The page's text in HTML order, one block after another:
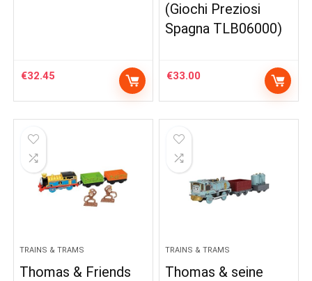
€32.45
(Giochi Preziosi
Spagna TLB06000)
€33.00
TRAINS & TRAMS
Thomas & Friends
TRAINS & TRAMS
Thomas & seine